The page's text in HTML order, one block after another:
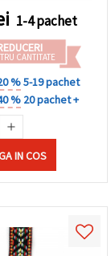
metru
1-4 pachet
CANTITATE
%5-19 pachet
% 20 pachet +
IN COS